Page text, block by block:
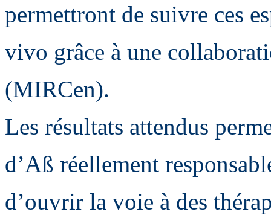
permettront de suivre ces
vivo grâce à une
(MIRCen).
Les résultats attendus
d’Aß réellement
d’ouvrir la voie à des